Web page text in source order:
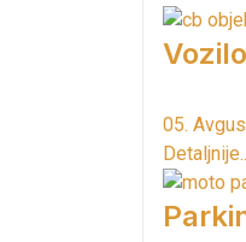
05.